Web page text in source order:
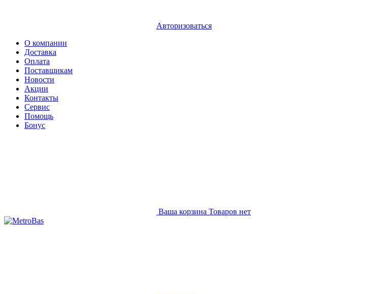
Авторизоваться
О компании
Доставка
Оплата
Поставщикам
Новости
Акции
Контакты
Сервис
Помощь
Бонус
Ваша корзина Товаров нет